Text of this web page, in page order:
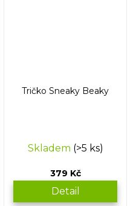
Tričko Sneaky Beaky
Skladem (>5 ks)
379 Kč
Detail